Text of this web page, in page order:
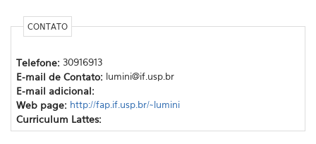
CONTATO
Telefone: 30916913
E-mail de Contato: lumini@if.usp.br
E-mail adicional:
Web page: http://fap.if.usp.br/~lumini
Curriculum Lattes: